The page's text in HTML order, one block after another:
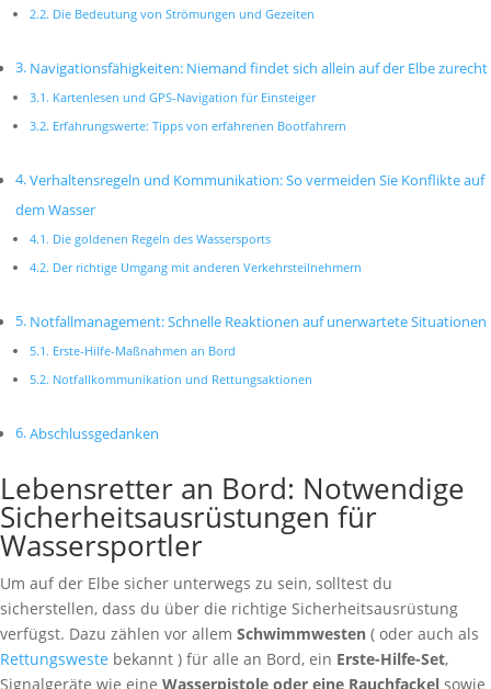
Die Bedeutung von Strömungen und Gezeiten
Navigationsfähigkeiten: Niemand findet sich allein auf der Elbe zurecht
Kartenlesen und GPS-Navigation für Einsteiger
Erfahrungswerte: Tipps von erfahrenen Bootfahrern
Verhaltensregeln und Kommunikation: So vermeiden Sie Konflikte auf
dem Wasser
Die goldenen Regeln des Wassersports
Der richtige Umgang mit anderen Verkehrsteilnehmern
Notfallmanagement: Schnelle Reaktionen auf unerwartete Situationen
Erste-Hilfe-Maßnahmen an Bord
Notfallkommunikation und Rettungsaktionen
Abschlussgedanken
Lebensretter an Bord: Notwendige
Sicherheitsausrüstungen für
Wassersportler
Um auf der Elbe sicher unterwegs zu sein, solltest du
sicherstellen, dass du über die richtige Sicherheitsausrüstung
verfügst. Dazu zählen vor allem Schwimmwesten ( oder auch als
Rettungsweste bekannt ) für alle an Bord, ein Erste-Hilfe-Set,
Signalgeräte wie eine Wasserpistole oder eine Rauchfackel sowie